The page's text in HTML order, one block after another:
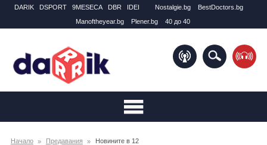
DARIK DSPORT 9MESECA DBR IDEI Nostalgie.bg
BestDoctors.bg
Manоftheyear.bg
Plener.bg 40 до 40
Начало Предавания Новините в 12